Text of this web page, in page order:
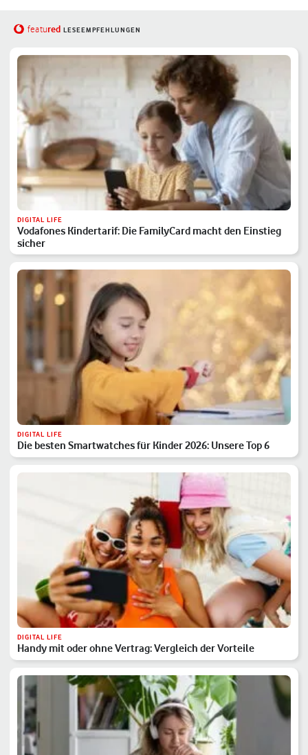
featured LESEEMPFEHLUNGEN
DIGITAL LIFE
Vodafones Kindertarif: Die FamilyCard macht den Einstieg
sicher
DIGITAL LIFE
Die besten Smartwatches für Kinder 2026: Unsere Top 6
DIGITAL LIFE
Handy mit oder ohne Vertrag: Vergleich der Vorteile